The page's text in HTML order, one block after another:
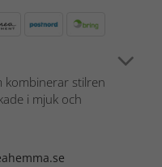
kombinerar stilren
i mjuk och